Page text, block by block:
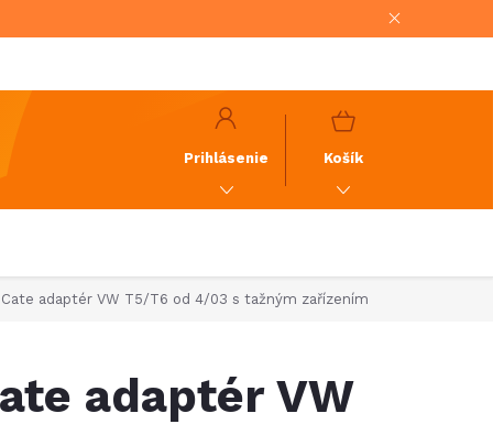
Prihlásenie
NÁKUPNÝ
Košík
Cate adaptér VW T5/T6 od 4/03 s tažným zařízením
adaptér VW